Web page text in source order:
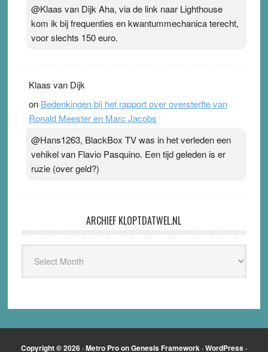
@Klaas van Dijk Aha, via de link naar Lighthouse
kom ik bij frequenties en kwantummechanica terecht,
voor slechts 150 euro.
Klaas van Dijk
on Bedenkingen bij het rapport over oversterfte van
Ronald Meester en Marc Jacobs
@Hans1263, BlackBox TV was in het verleden een
vehikel van Flavio Pasquino. Een tijd geleden is er
ruzie (over geld?)
ARCHIEF KLOPTDATWEL.NL
Kloptdatwel.nl
Copyright © 2026 ·Metro ProonGenesis Framework ·WordPress ·